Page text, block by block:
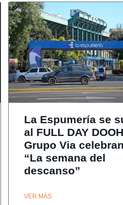
La Espumería se
al FULL DAY
Grupo Via
“La semana del
descanso”
VER MÁS